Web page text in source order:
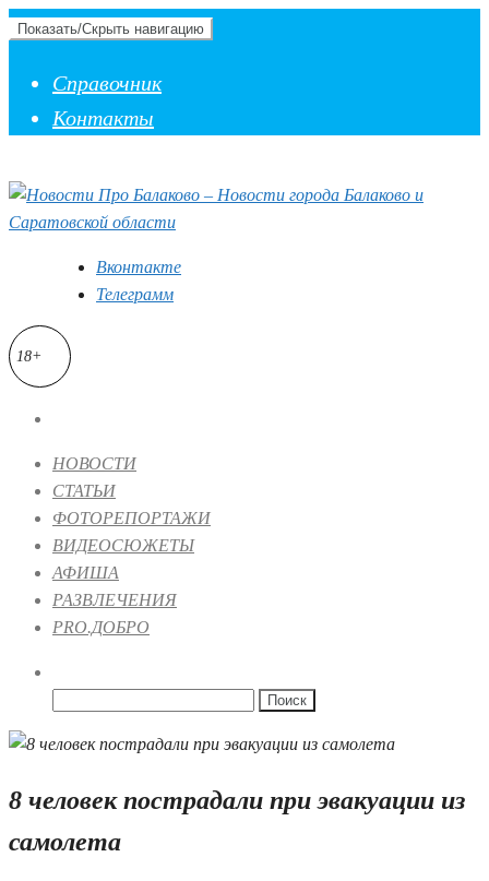
Показать/Скрыть навигацию
Справочник
Контакты
Вконтакте
Телеграмм
18+
НОВОСТИ
СТАТЬИ
ФОТОРЕПОРТАЖИ
ВИДЕОСЮЖЕТЫ
АФИША
РАЗВЛЕЧЕНИЯ
PRO.ДОБРО
8 человек пострадали при эвакуации из
самолета